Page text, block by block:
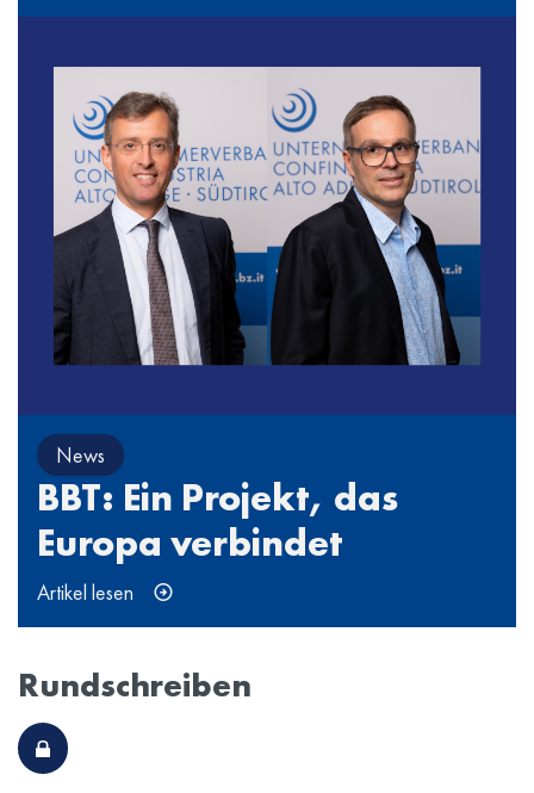
News
BBT: Ein Projekt, das
Europa verbindet
Artikel lesen
Rundschreiben